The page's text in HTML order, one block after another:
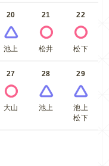
20
池上
21
松井
22
松下
27
大山
28
池上
29
池上
松下